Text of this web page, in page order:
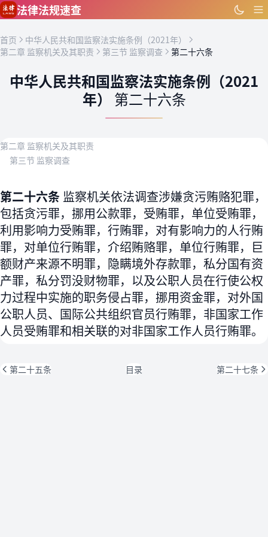
跳到主要内容
法律法规速查
首页
中华人民共和国监察法实施条例（2021年）
第二章 监察机关及其职责
第三节 监察调查 第二十六条
中华人民共和国监察法实施条例（2021
年） 第二十六条
第二章 监察机关及其职责
第三节 监察调查
第二十六条 监察机关依法调查涉嫌贪污贿赂犯罪，
包括贪污罪，挪用公款罪，受贿罪，单位受贿罪，
利用影响力受贿罪，行贿罪，对有影响力的人行贿
罪，对单位行贿罪，介绍贿赂罪，单位行贿罪，巨
额财产来源不明罪，隐瞒境外存款罪，私分国有资
产罪，私分罚没财物罪，以及公职人员在行使公权
力过程中实施的职务侵占罪，挪用资金罪，对外国
公职人员、国际公共组织官员行贿罪，非国家工作
人员受贿罪和相关联的对非国家工作人员行贿罪。
第二十五条 目录 第二十七条